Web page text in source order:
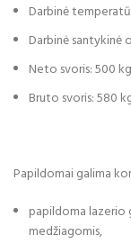
Darbinė
Darbinė santykinė
Neto svoris: 500 kg
Bruto svoris: 580
Papildomai galima
papildoma lazerio
medžiagomis,